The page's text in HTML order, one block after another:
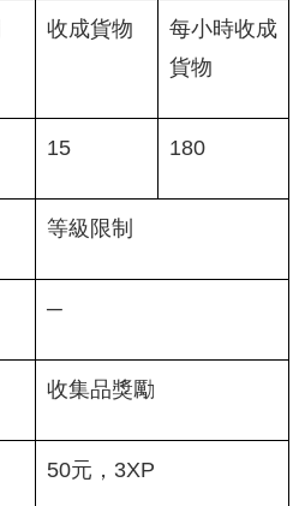
收成貨物
每小時收成
貨物
15 180
等級限制
─
收集品獎勵
50元，3XP